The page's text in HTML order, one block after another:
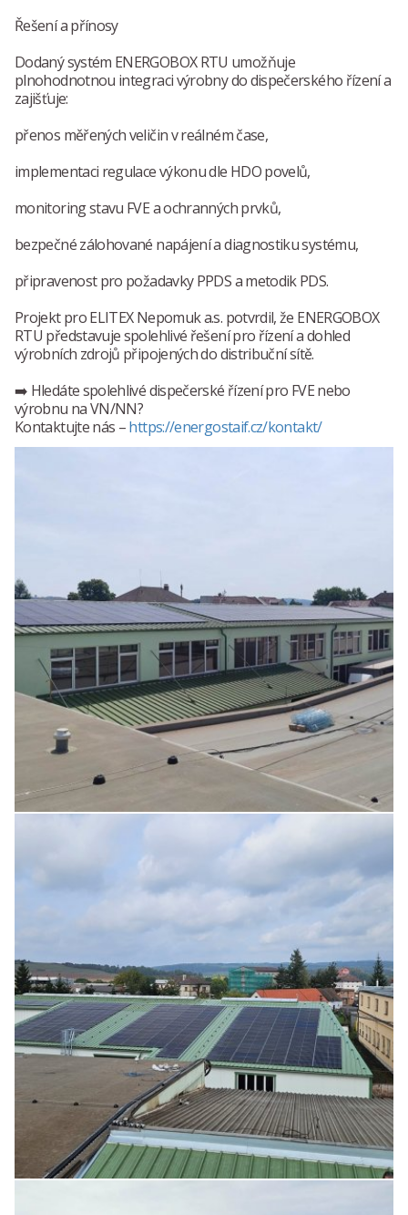
Řešení a přínosy
Dodaný systém ENERGOBOX RTU umožňuje
plnohodnotnou integraci výrobny do dispečerského řízení a
zajišťuje:
přenos měřených veličin v reálném čase,
implementaci regulace výkonu dle HDO povelů,
monitoring stavu FVE a ochranných prvků,
bezpečné zálohované napájení a diagnostiku systému,
připravenost pro požadavky PPDS a metodik PDS.
Projekt pro ELITEX Nepomuk a.s. potvrdil, že ENERGOBOX
RTU představuje spolehlivé řešení pro řízení a dohled
výrobních zdrojů připojených do distribuční sítě.
➡️ Hledáte spolehlivé dispečerské řízení pro FVE nebo
výrobnu na VN/NN?
Kontaktujte nás –https://energostaif.cz/kontakt/